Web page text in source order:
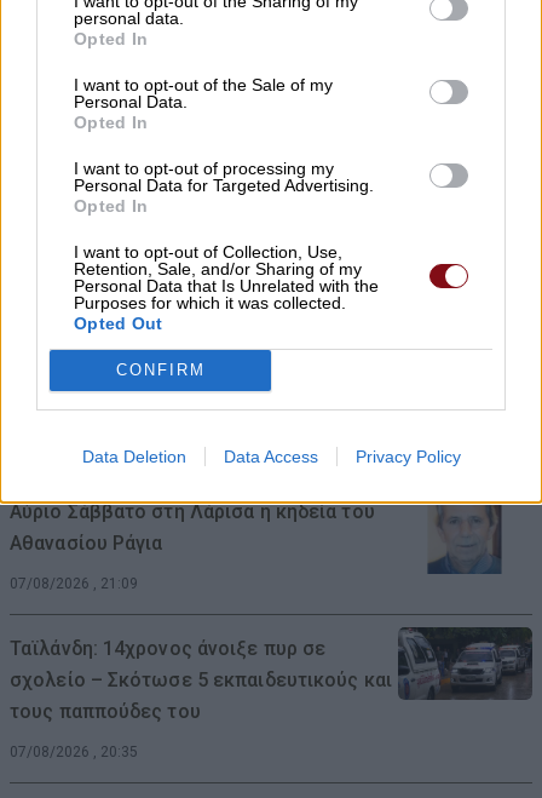
personal data.
Opted In
I want to opt-out of the Sale of my
Personal Data.
Opted In
I want to opt-out of processing my
Personal Data for Targeted Advertising.
Opted In
I want to opt-out of Collection, Use,
Retention, Sale, and/or Sharing of my
Personal Data that Is Unrelated with the
Purposes for which it was collected.
Opted Out
CONFIRM
Data Deletion Data Access Privacy Policy
δημοπράτησης των κολυμβητικών
δεξαμενών
07/08/2026 , 21:21
Γ. Καριπίδης: Να ενισχυθούν άμεσα οι
Υπηρεσίες της Π.Ε. Λάρισας
07/08/2026 , 21:17
Προσλήψεις επικουρικού νοσηλευτικού
προσωπικού στα Κ.Υ. Αγιάς και Γόννων
07/08/2026 , 21:13
Αύριο Σάββατο στη Λάρισα η κηδεία του
Αθανασίου Ράγια
07/08/2026 , 21:09
Ταϊλάνδη: 14χρονος άνοιξε πυρ σε
σχολείο – Σκότωσε 5 εκπαιδευτικούς και
τους παππούδες του
07/08/2026 , 20:35